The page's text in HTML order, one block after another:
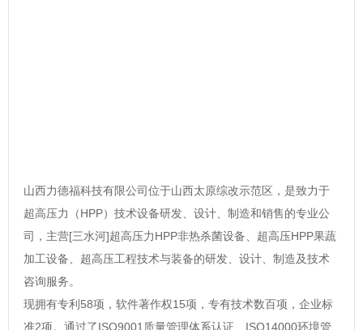
山西力德福科技有限公司位于山西太原综改示范区，是致力于
超高压力（HPP）技术设备研发、设计、制造和销售的专业公
司，主营[三水河]超高压力HPP非热杀菌设备、超高压HPP果蔬
加工设备、超高压工程技术与装备的研发、设计、制造及技术
咨询服务。
现拥有专利58项，软件著作权15项，专有技术数百项，企业标
准2项。通过了ISO9001质量管理体系认证、ISO14000环境管